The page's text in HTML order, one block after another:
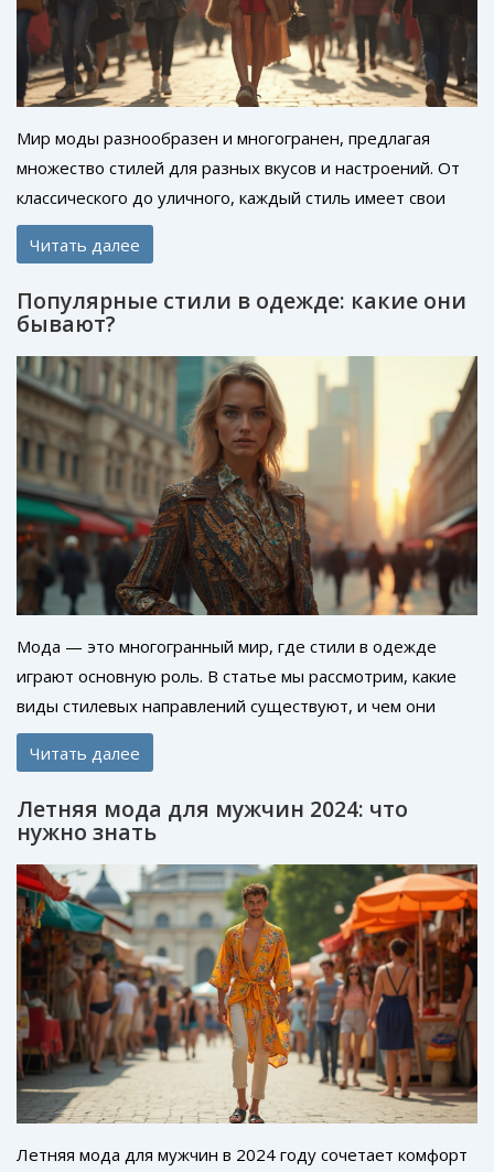
Мир моды разнообразен и многогранен, предлагая
множество стилей для разных вкусов и настроений. От
классического до уличного, каждый стиль имеет свои
особенности и привлекательность. Как разобраться во
всех деталях и выбрать то, что подходит именно вам?
несколько советов по созданию собственного образа.
Читать далее
Популярные стили в одежде: какие они
бывают?
Мода — это многогранный мир, где стили в одежде
играют основную роль. В статье мы рассмотрим, какие
виды стилевых направлений существуют, и чем они
отличаются. Узнайте, какие стили сейчас в тренде и как
адаптировать их под свой гардероб. Вдохновляйтесь
уникальный стиль.
Читать далее
Летняя мода для мужчин 2024: что
нужно знать
Летняя мода для мужчин в 2024 году сочетает комфорт